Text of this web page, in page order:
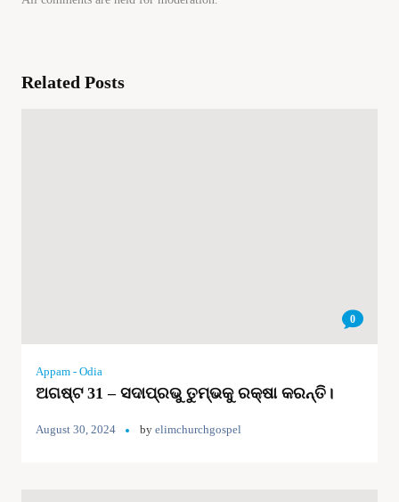
Related Posts
0
Appam - Odia
ଅଗଷ୍ଟ 31 – ସଦାପ୍ରଭୁ ତୁମ୍ଭକୁ ରକ୍ଷା କରନ୍ତି।
August 30, 2024 by elimchurchgospel